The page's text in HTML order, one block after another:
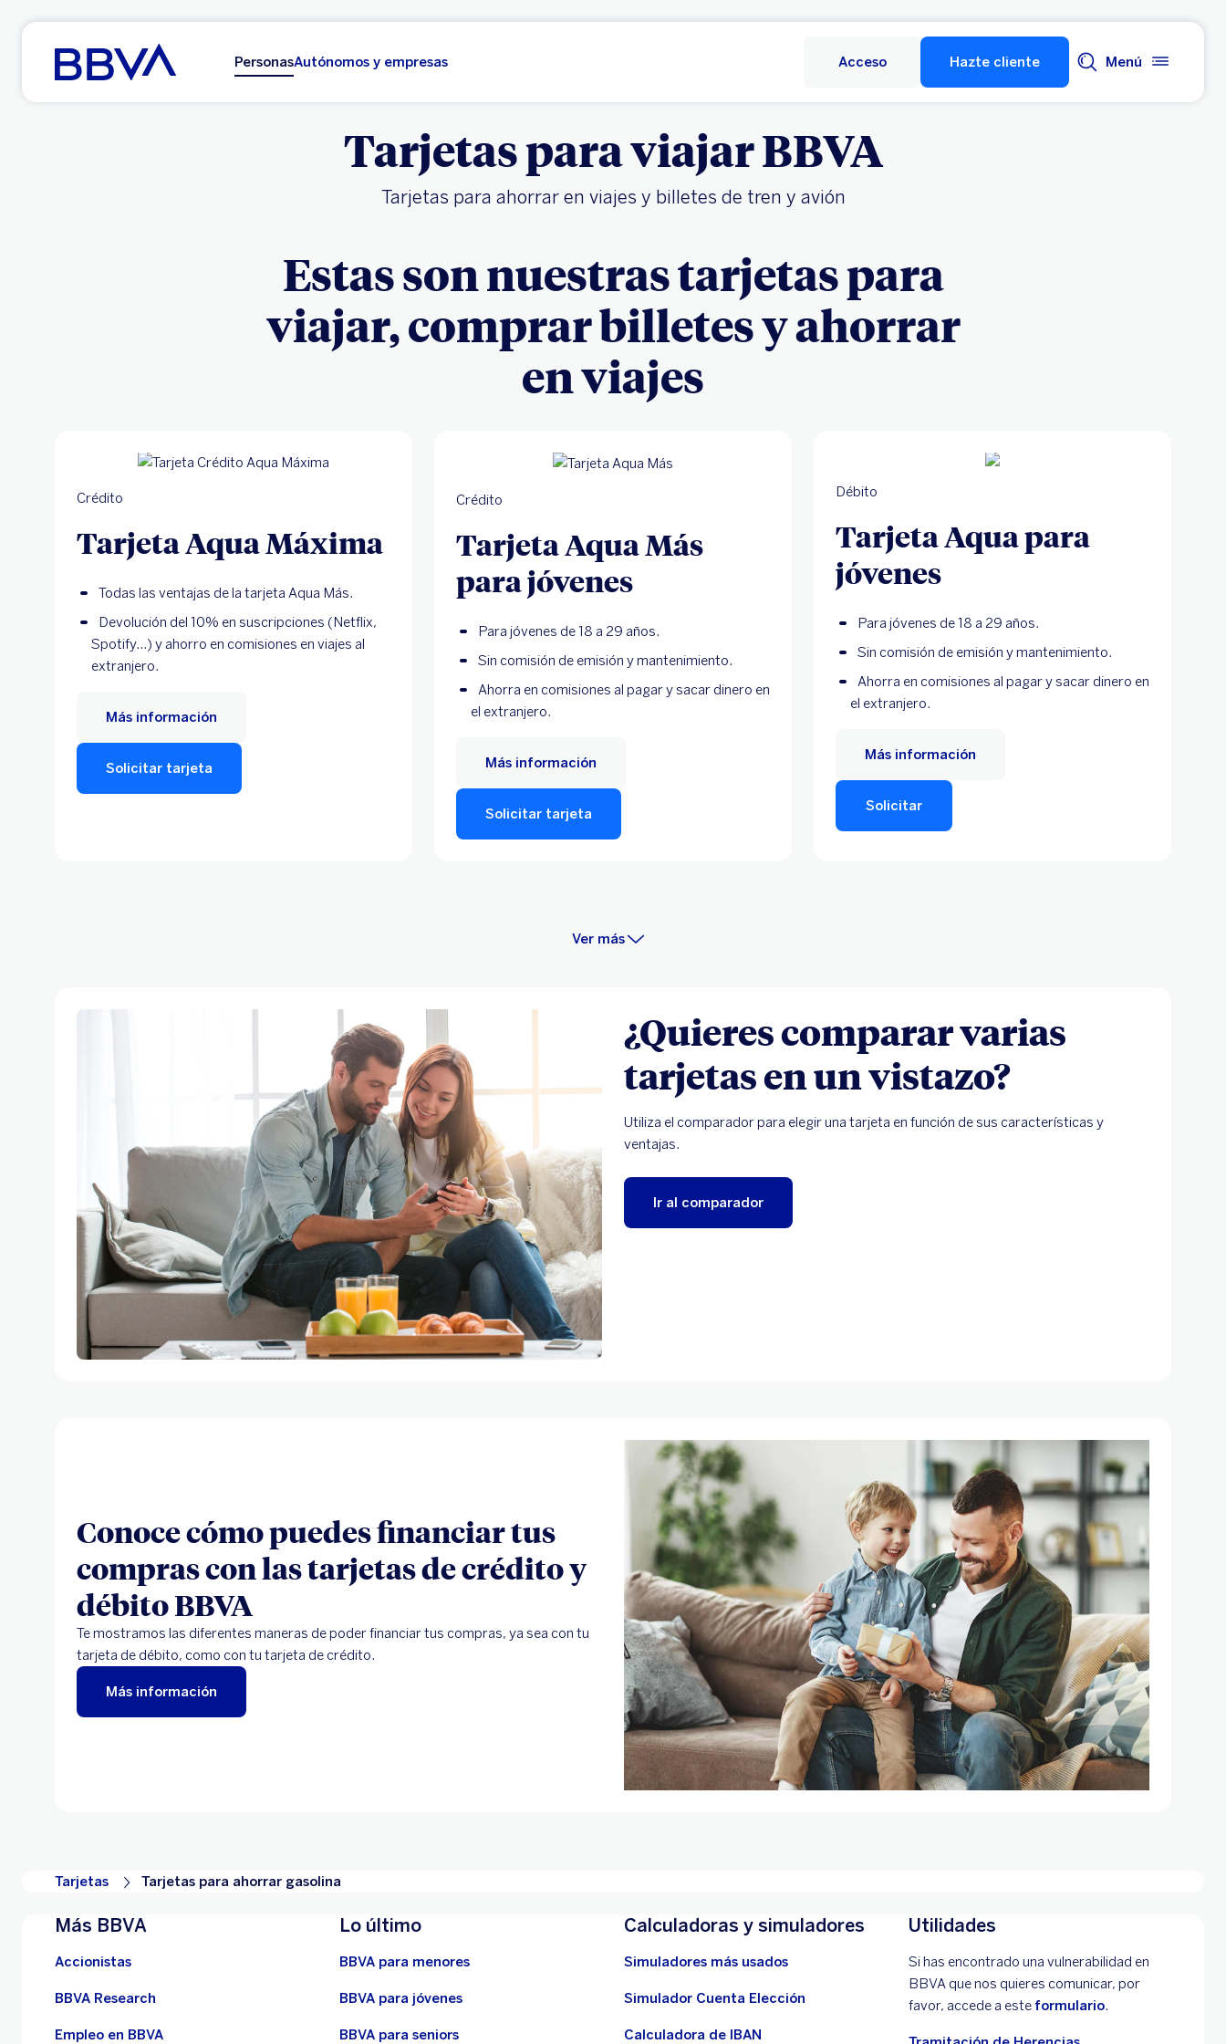
Ir al contenido principal
PersonasAutónomos y empresas Acceso Hazte cliente Menú
Tarjetas para viajar BBVA
Tarjetas para ahorrar en viajes y billetes de tren y avión
Estas son nuestras tarjetas para
viajar, comprar billetes y ahorrar
en viajes
Crédito
Tarjeta Aqua Máxima
Todas las ventajas de la tarjeta Aqua Más.
Devolución del 10% en suscripciones (Netflix,
Spotify...) y ahorro en comisiones en viajes al
extranjero.
Solicitar tarjeta
Más información
Crédito
Tarjeta Aqua Más
para jóvenes
Para jóvenes de 18 a 29 años.
Sin comisión de emisión y mantenimiento.
Ahorra en comisiones al pagar y sacar dinero en
el extranjero.
Solicitar tarjeta
Más información
Débito
Tarjeta Aqua para
jóvenes
Para jóvenes de 18 a 29 años.
Sin comisión de emisión y mantenimiento.
Ahorra en comisiones al pagar y sacar dinero en
el extranjero.
Solicitar
Más información
Ver más
¿Quieres comparar varias
tarjetas en un vistazo?
Utiliza el comparador para elegir una tarjeta en función de sus características y
ventajas.
Ir al comparador
Conoce cómo puedes financiar tus
compras con las tarjetas de crédito y
débito BBVA
Te mostramos las diferentes maneras de poder financiar tus compras, ya sea con tu
tarjeta de débito, como con tu tarjeta de crédito.
Más información
Tarjetas Tarjetas para ahorrar gasolina
Más BBVA
Accionistas
BBVA Research
Empleo en BBVA
Lo último
BBVA para menores
BBVA para jóvenes
BBVA para seniors
Calculadoras y simuladores
Simuladores más usados
Simulador Cuenta Elección
Calculadora de IBAN
Utilidades
Si has encontrado una vulnerabilidad en
BBVA que nos quieres comunicar, por
favor, accede a este formulario.